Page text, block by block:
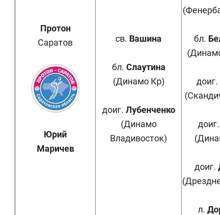
Протон
Саратов
Юрий
Маричев
св. Вашина
бл. Слаутина
(Динамо Кр)
доиг. Лубенченко
(Динамо
Владивосток)
бл.
доиг.
доиг.
л.